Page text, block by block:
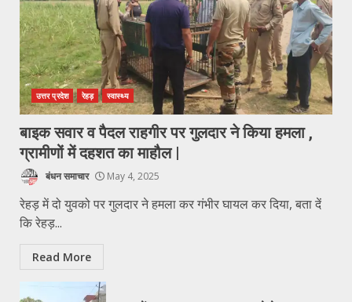
उत्तर प्रदेश रेहड़ स्वास्थ्य
बाइक सवार व पैदल राहगीर पर गुलदार ने किया हमला ,
ग्रामीणों में दहशत का माहौल |
बंधन समाचार May 4, 2025
रेहड़ में दो युवको पर गुलदार ने हमला कर गंभीर घायल कर दिया, बता दें
कि रेहड़...
Read More